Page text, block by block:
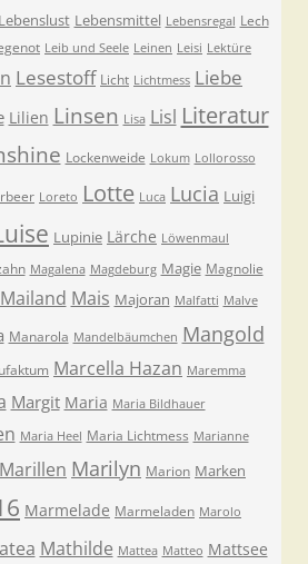
Lebenslust Lebensmittel Lebensregal Lech
Leib und Seele Leinen Leisi Lektüre
Lesestoff Licht Lichtmess Liebe
Lilien Linsen Lisa Lisl Literatur
Lockenweide Lokum Lollorosso
Loreto Lotte Luca Lucia Luigi
Lupinie Lärche Löwenmaul
Magalena Magdeburg Magie Magnolie
Mailand Mais Majoran Malfatti Malve
Manarola Mandelbäumchen Mangold
Marcella Hazan Maremma
Margit Maria Maria Bildhauer
Maria Heel Maria Lichtmess Marianne
Marillen Marilyn Marion Marken
Marmelade Marmeladen Marolo
Mathilde Mattea Matteo Mattsee